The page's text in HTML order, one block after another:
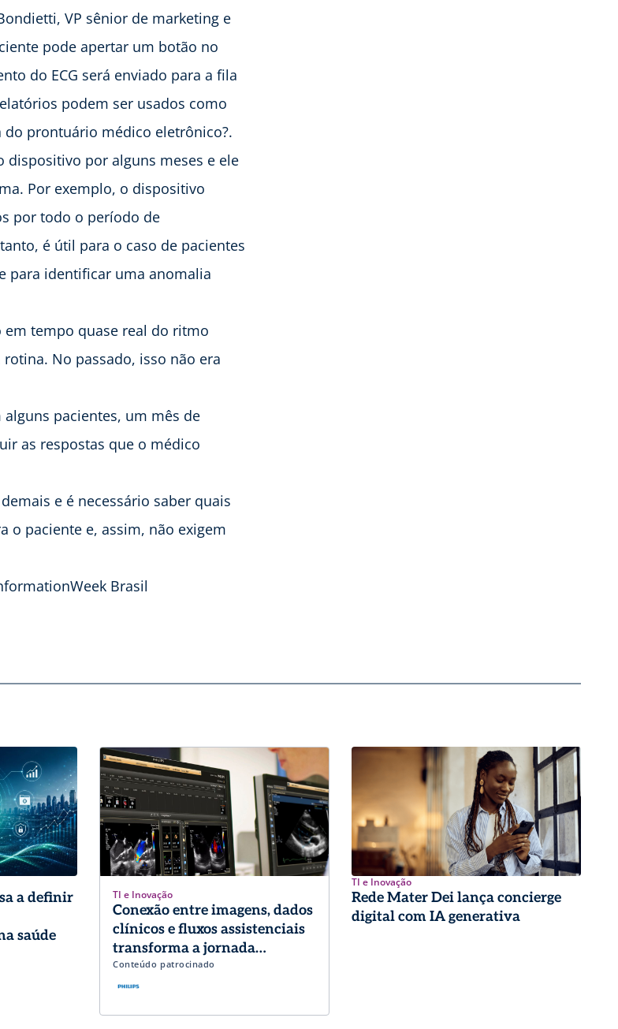
VP sênior de marketing e
pode apertar um botão no
do ECG será enviado para a fila
podem ser usados como
do prontuário médico eletrônico?.
dispositivo por alguns meses e ele
Por exemplo, o dispositivo
por todo o período de
é útil para o caso de pacientes
para identificar uma anomalia
tempo quase real do ritmo
No passado, isso não era
pacientes, um mês de
as respostas que o médico
e é necessário saber quais
o paciente e, assim, não exigem
Brasil
a definir
saúde
TI e Inovação
Conexão entre imagens, dados
clínicos e fluxos assistenciais
transforma a jornada
diagnóstica em Cardiologia
Conteúdo patrocinado
TI e Inovação
Rede Mater Dei lança concierge
digital com IA generativa